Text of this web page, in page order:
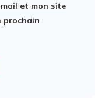
et mon site
prochain